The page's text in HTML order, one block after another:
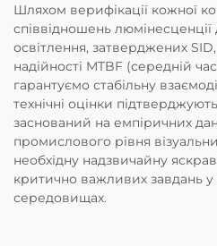
Шляхом верифікації кожної
співвідношень
освітлення, затверджених
надійності MTBF (середній
гарантуємо стабільну
технічні оцінки
заснований на емпіричних
промислового рівня
необхідну надзвичайну
критично важливих завдань у
середовищах.